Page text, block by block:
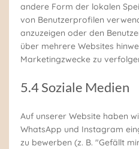
andere Form der lokalen
von Benutzerprofilen
anzuzeigen oder den
über mehrere Websites
Marketingzwecke zu
5.4 Soziale Medien
Auf unserer Website haben
WhatsApp und Instagram
zu bewerben (z. B. "Gefällt